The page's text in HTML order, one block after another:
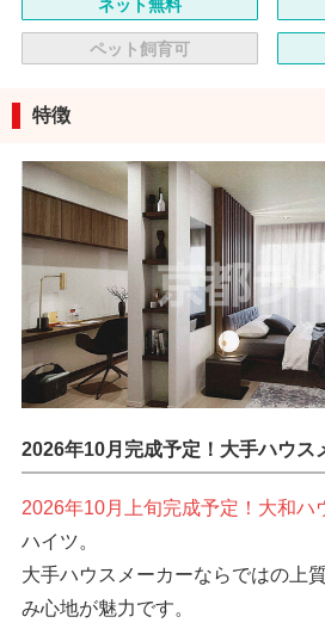
ネット無料
ペット飼育可
特徴
2026年10月完成予定！大手ハウス
2026年10月上旬完成予定！大和ハ
ハイツ。
大手ハウスメーカーならではの上
み心地が魅力です。